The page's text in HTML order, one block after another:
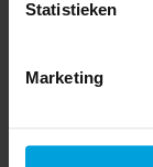
Statistieken
Marketing